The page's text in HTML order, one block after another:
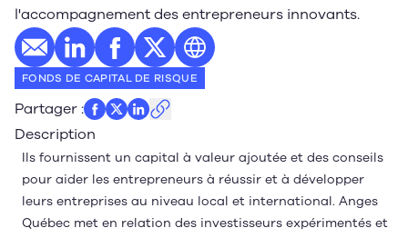
l'accompagnement des entrepreneurs innovants.
E-mailProfil LinkedIn
Profil Facebook
Profil Twitter
Site web
FONDS DE CAPITAL DE RISQUE
Partager :
Description
Ils fournissent un capital à valeur ajoutée et des conseils
pour aider les entrepreneurs à réussir et à développer
leurs entreprises au niveau local et international. Anges
Québec met en relation des investisseurs expérimentés et